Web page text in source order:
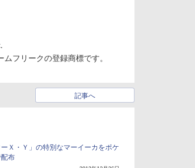
フリークの登録商標です。
記事へ
ーＸ・Ｙ」の特別なマーイーカをポケ
布